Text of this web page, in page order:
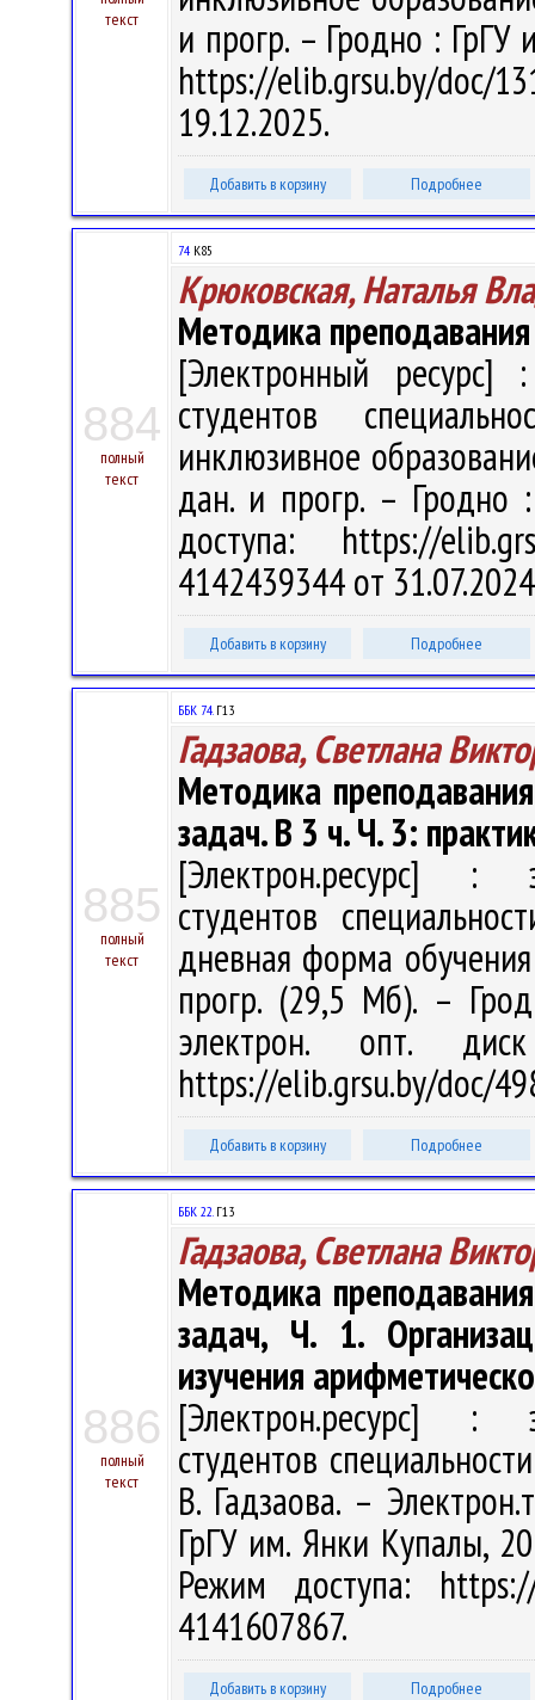
текст
и прогр. – Гродно :
https://elib.grsu.by/doc/
19.12.2025.
Добавить в корзину Подробнее
884
полный
текст
74 К85
Крюковская, Наталья
Методика
[Электронный ресурс]
студентов
инклюзивное
дан. и прогр. –
доступа: https://
4142439344 от
Добавить в корзину Подробнее
885
полный
текст
ББК 74.Г13
Гадзаова, Светлана
Методика
задач. В 3 ч. Ч. 3:
[Электрон.ресурс] :
студентов
дневная форма
прогр. (29,5 Мб). –
электрон. опт.
https://elib.grsu.by/doc/
Добавить в корзину Подробнее
886
полный
текст
ББК 22.Г13
Гадзаова, Светлана
Методика
задач, Ч. 1.
изучения
[Электрон.ресурс] :
студентов
В. Гадзаова. –
ГрГУ им. Янки Купалы,
Режим доступа:
4141607867.
Добавить в корзину Подробнее